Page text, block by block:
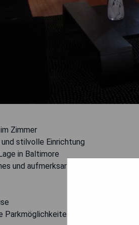
Zimmer
stilvolle Einrichtung
in Baltimore
und aufmerksames Personal
Parkmöglichkeiten